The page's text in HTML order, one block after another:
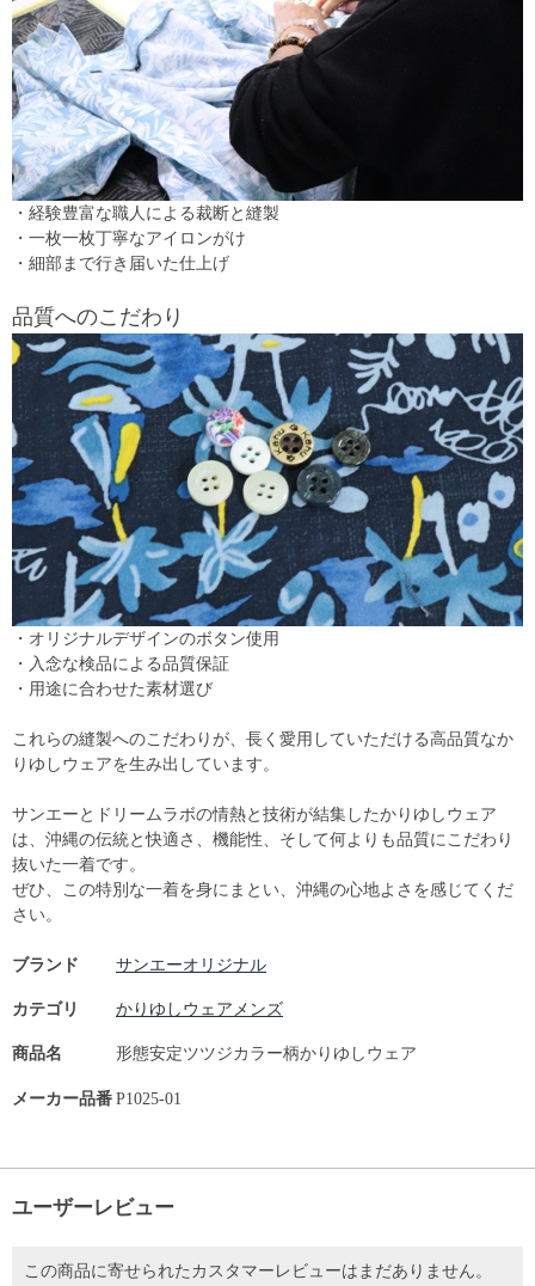
・経験豊富な職人による裁断と縫製
・一枚一枚丁寧なアイロンがけ
・細部まで行き届いた仕上げ
品質へのこだわり
・オリジナルデザインのボタン使用
・入念な検品による品質保証
・用途に合わせた素材選び
これらの縫製へのこだわりが、長く愛用していただける高品質なか
りゆしウェアを生み出しています。
サンエーとドリームラボの情熱と技術が結集したかりゆしウェア
は、沖縄の伝統と快適さ、機能性、そして何よりも品質にこだわり
抜いた一着です。
ぜひ、この特別な一着を身にまとい、沖縄の心地よさを感じてくだ
さい。
ブランド サンエーオリジナル
カテゴリ かりゆしウェアメンズ
商品名 形態安定ツツジカラー柄かりゆしウェア
メーカー品番 P1025-01
ユーザーレビュー
この商品に寄せられたカスタマーレビューはまだありません。